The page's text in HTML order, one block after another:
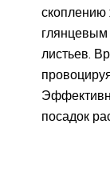
скоплению
глянцевым
листьев.
посадок